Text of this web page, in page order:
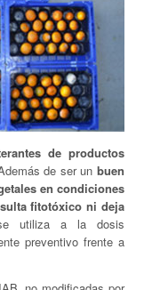
de productos
de ser un buen
en condiciones
fitotóxico ni deja
utiliza a la dosis
preventivo frente a